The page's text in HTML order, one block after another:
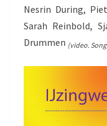
Nesrin During,
Sarah Reinbold,
Drummen (video.